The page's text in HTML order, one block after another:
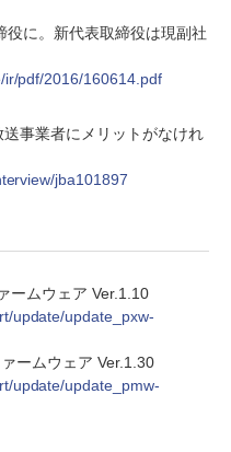
に。新代表取締役は現副社
ir/pdf/2016/160614.pdf
事業者にメリットがなけれ
jba101897
ームウェア Ver.1.10
update/update_pxw-
ームウェア Ver.1.30
update/update_pmw-